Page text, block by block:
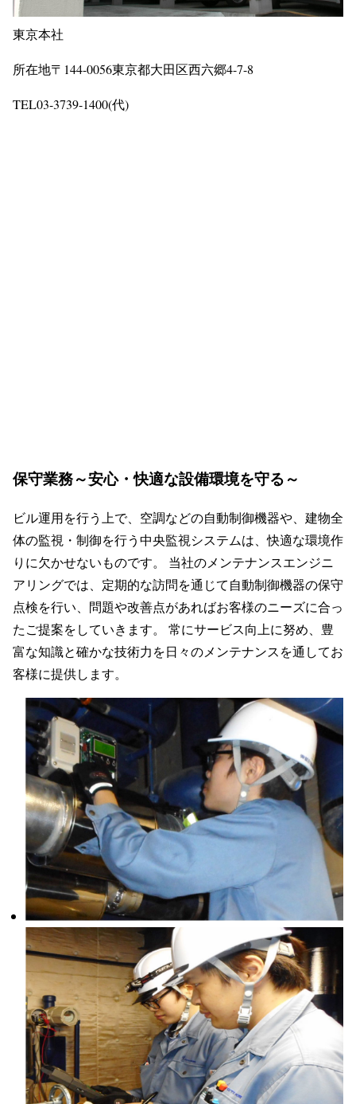
東京本社
所在地〒144-0056東京都大田区西六郷4-7-8
TEL03-3739-1400(代)
保守業務～安心・快適な設備環境を守る～
ビル運用を行う上で、空調などの自動制御機器や、建物全
体の監視・制御を行う中央監視システムは、快適な環境作
りに欠かせないものです。 当社のメンテナンスエンジニ
アリングでは、定期的な訪問を通じて自動制御機器の保守
点検を行い、問題や改善点があればお客様のニーズに合っ
たご提案をしていきます。 常にサービス向上に努め、豊
富な知識と確かな技術力を日々のメンテナンスを通してお
客様に提供します。